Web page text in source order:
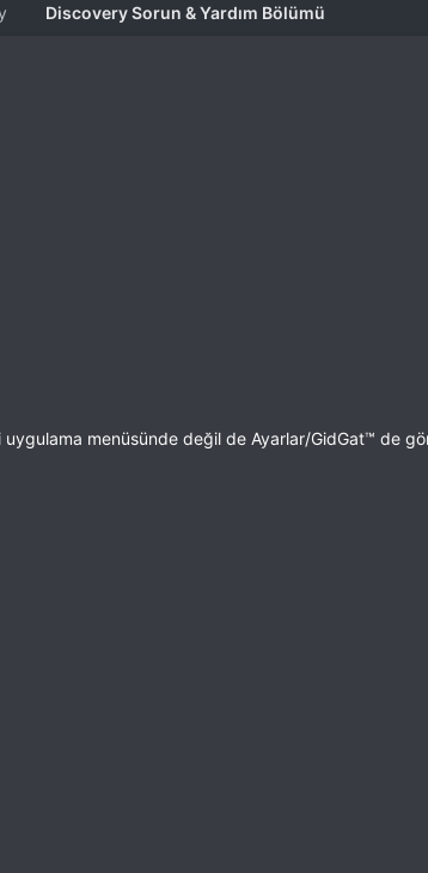
Discovery Sorun & Yardım Bölümü
menüsünde değil de Ayarlar/GidGat™ de